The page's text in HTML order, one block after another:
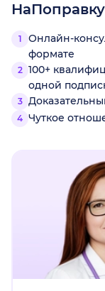
Онлайн-
формате
100+
одной
Чуткое